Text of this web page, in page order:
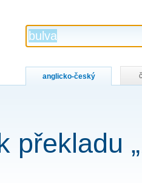
anglicko-český
překladu